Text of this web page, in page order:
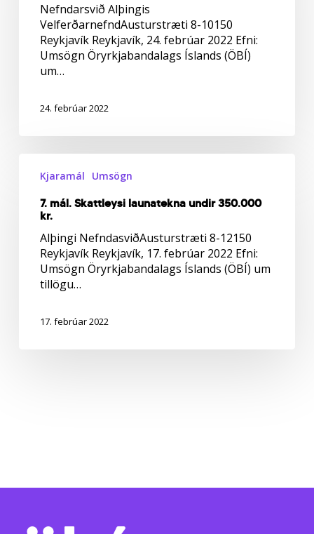
Nefndarsvið Alþingis
VelferðarnefndAusturstræti 8-10150
Reykjavík Reykjavík, 24. febrúar 2022 Efni:
Umsögn Öryrkjabandalags Íslands (ÖBÍ)
um…
24. febrúar 2022
launatekna
undir
350.000
Kjaramál Umsögn
7. mál. Skattleysi launatekna undir 350.000
kr.
Alþingi NefndasviðAusturstræti 8-12150
Reykjavík Reykjavík, 17. febrúar 2022 Efni:
Umsögn Öryrkjabandalags Íslands (ÖBÍ) um
tillögu…
17. febrúar 2022